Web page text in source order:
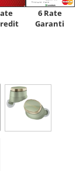
6 Rate
Garanti